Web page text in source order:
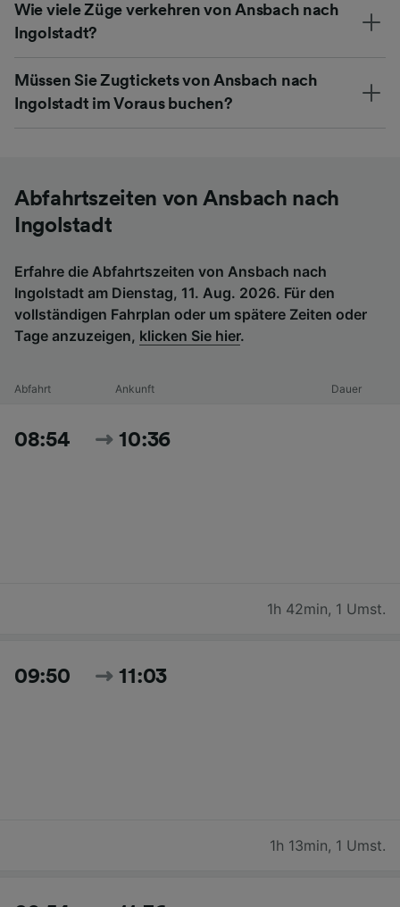
Wie viele Züge verkehren von Ansbach nach
Ingolstadt?
Müssen Sie Zugtickets von Ansbach nach
Ingolstadt im Voraus buchen?
Abfahrtszeiten von Ansbach nach
Ingolstadt
Erfahre die Abfahrtszeiten von Ansbach nach
Ingolstadt am Dienstag, 11. Aug. 2026. Für den
vollständigen Fahrplan oder um spätere Zeiten oder
Tage anzuzeigen, klicken Sie hier.
Abfahrt Ankunft Dauer
08:54 10:36
1h 42min, 1 Umst.
09:50 11:03
1h 13min, 1 Umst.